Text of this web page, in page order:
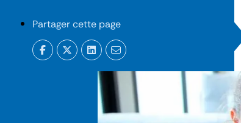
Partager cette page